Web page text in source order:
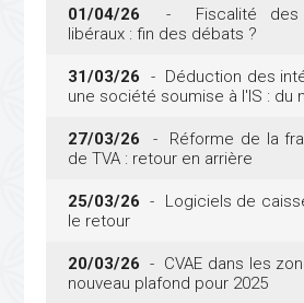
01/04/26 - Fiscalité des
libéraux : fin des débats ?
31/03/26 - Déduction des
une société soumise à l'IS : du
27/03/26 - Réforme de la
de TVA : retour en arrière
25/03/26 - Logiciels de
le retour
20/03/26 - CVAE dans les
nouveau plafond pour 2025